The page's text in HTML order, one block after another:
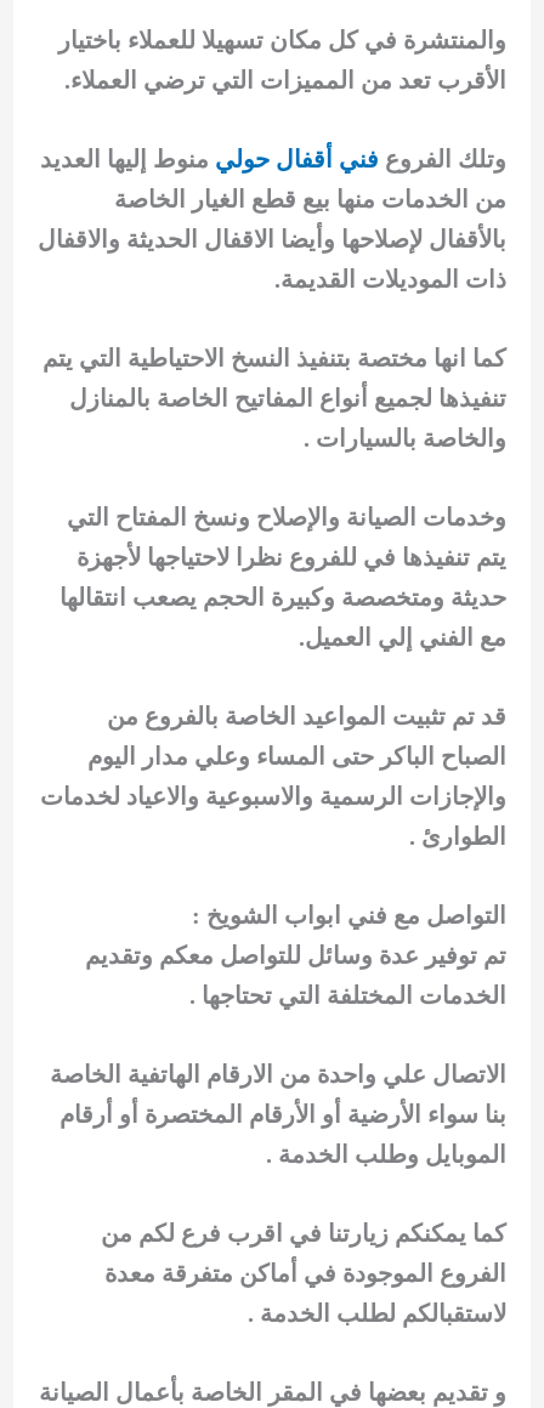
والمنتشرة في كل مكان تسهيلا للعملاء باختيار
الأقرب تعد من المميزات التي ترضي العملاء.
وتلك الفروع فني أقفال حولي منوط إليها العديد
من الخدمات منها بيع قطع الغيار الخاصة
بالأقفال لإصلاحها وأيضا الاقفال الحديثة والاقفال
ذات الموديلات القديمة.
كما انها مختصة بتنفيذ النسخ الاحتياطية التي يتم
تنفيذها لجميع أنواع المفاتيح الخاصة بالمنازل
والخاصة بالسيارات .
وخدمات الصيانة والإصلاح ونسخ المفتاح التي
يتم تنفيذها في للفروع نظرا لاحتياجها لأجهزة
حديثة ومتخصصة وكبيرة الحجم يصعب انتقالها
مع الفني إلي العميل.
قد تم تثبيت المواعيد الخاصة بالفروع من
الصباح الباكر حتى المساء وعلي مدار اليوم
والإجازات الرسمية والاسبوعية والاعياد لخدمات
الطوارئ .
التواصل مع فني ابواب الشويخ :
تم توفير عدة وسائل للتواصل معكم وتقديم
الخدمات المختلفة التي تحتاجها .
الاتصال علي واحدة من الارقام الهاتفية الخاصة
بنا سواء الأرضية أو الأرقام المختصرة أو أرقام
الموبايل وطلب الخدمة .
كما يمكنكم زيارتنا في اقرب فرع لكم من
الفروع الموجودة في أماكن متفرقة معدة
لاستقبالكم لطلب الخدمة .
و تقديم بعضها في المقر الخاصة بأعمال الصيانة